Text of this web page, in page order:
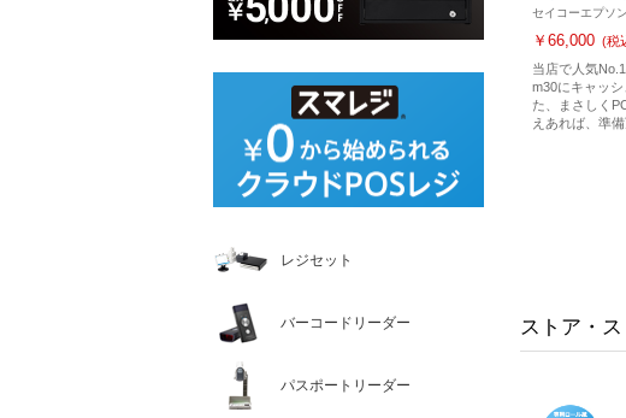
レジセット
バーコードリーダー
パスポートリーダー
セイコーエプソ
￥66,000 (税
当店で人気
m30にキャッ
た、まさしく
えあれば、準
ストア・